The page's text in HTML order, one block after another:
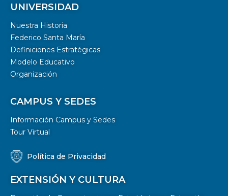
UNIVERSIDAD
Nuestra Historia
Federico Santa María
Definiciones Estratégicas
Modelo Educativo
Organización
CAMPUS Y SEDES
Información Campus y Sedes
Tour Virtual
Política de Privacidad
EXTENSIÓN Y CULTURA